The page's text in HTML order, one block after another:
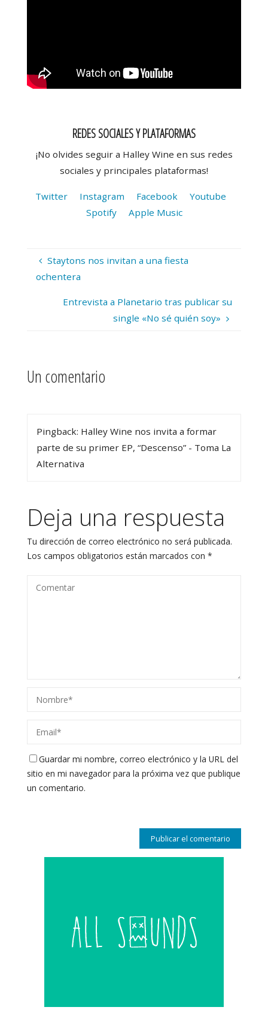
REDES SOCIALES Y PLATAFORMAS
¡No olvides seguir a Halley Wine en sus redes
sociales y principales plataformas!
Twitter Instagram Facebook
Youtube
Spotify
Apple Music
Staytons nos invitan a una fiesta
ochentera
Entrevista a Planetario tras publicar su
single «No sé quién soy»
Un comentario
Pingback: Halley Wine nos invita a formar
parte de su primer EP, “Descenso” - Toma La
Alternativa
Deja una respuesta
Tu dirección de correo electrónico no será publicada.
Los campos obligatorios están marcados con *
Guardar mi nombre, correo electrónico y la URL del
sitio en mi navegador para la próxima vez que publique
un comentario.